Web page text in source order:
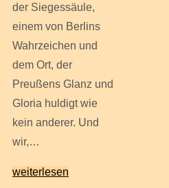
der Siegessäule,
einem von Berlins
Wahrzeichen und
dem Ort, der
Preußens Glanz und
Gloria huldigt wie
kein anderer. Und
wir,…
weiterlesen